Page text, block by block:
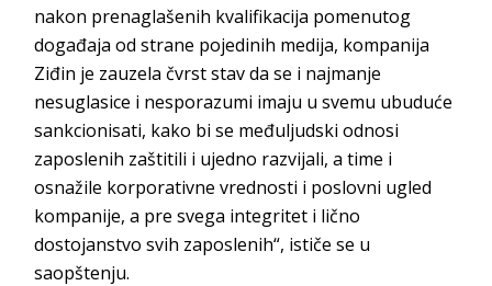
nakon prenaglašenih kvalifikacija pomenutog
događaja od strane pojedinih medija, kompanija
Ziđin je zauzela čvrst stav da se i najmanje
nesuglasice i nesporazumi imaju u svemu ubuduće
sankcionisati, kako bi se međuljudski odnosi
zaposlenih zaštitili i ujedno razvijali, a time i
osnažile korporativne vrednosti i poslovni ugled
kompanije, a pre svega integritet i lično
dostojanstvo svih zaposlenih“, ističe se u
saopštenju.